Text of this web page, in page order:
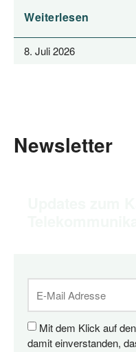
Weiterlesen
8. Juli 2026
Newsletter
Mit dem Klick auf
damit einverstanden,